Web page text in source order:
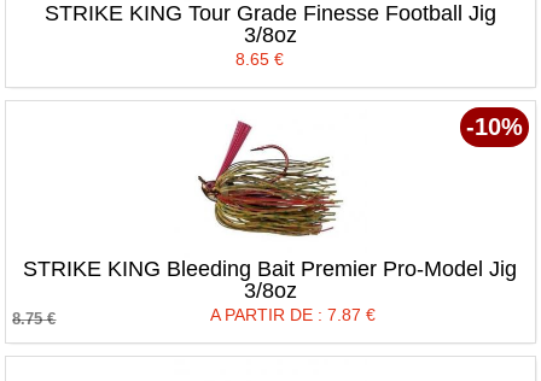
STRIKE KING Tour Grade Finesse Football Jig
3/8oz
8.65 €
STRIKE KING Bleeding Bait Premier Pro-Model Jig
3/8oz
A PARTIR DE :7.87 €
8.75€
-10%